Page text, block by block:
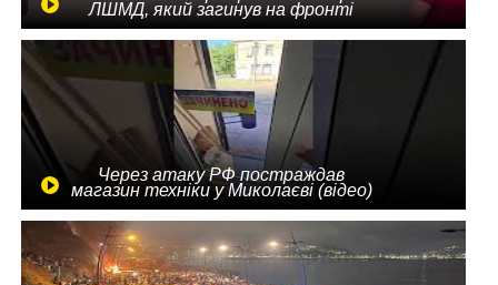
ЛШМД, який загинув на фронті
Через атаку РФ постраждав
магазин техніки у Миколаєві (відео)